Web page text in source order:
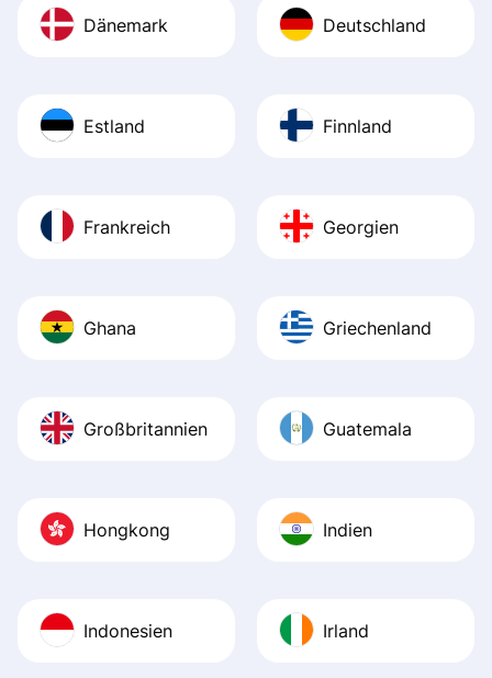
Dänemark Deutschland
Estland Finnland
Frankreich Georgien
Ghana Griechenland
Großbritannien Guatemala
Hongkong Indien
Indonesien Irland